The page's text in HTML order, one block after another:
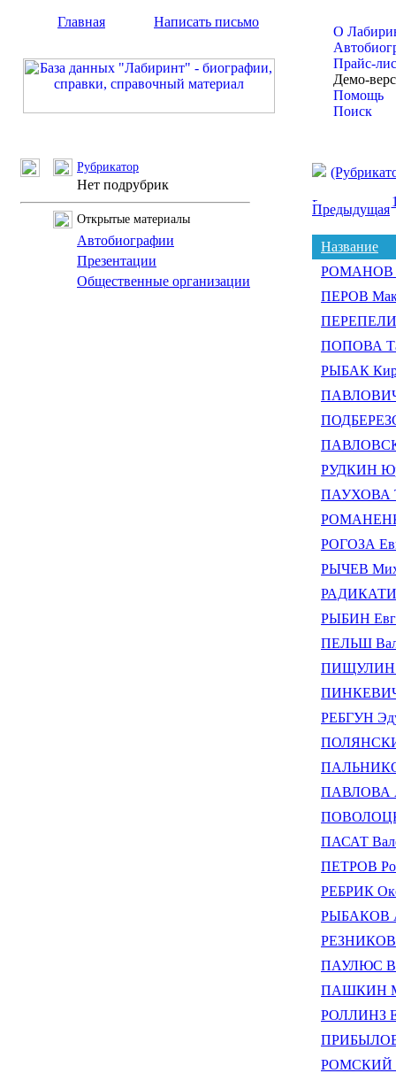
Главная Написать письмо
О
Прайс-
Демо-
Помощь
Поиск
Рубрикатор
Нет подрубрик
Открытые материалы
Автобиографии
Презентации
Общественные организации
Предыдущая
Название
РОМАНОВ
ПЕРОВ
ПОПОВА
РЫБАК
ПАВЛОВИЧ
РУДКИН
ПАУХОВА
РОГОЗА
РЫЧЕВ
РАДИКАТИ
РЫБИН
ПЕЛЬШ
ПИЩУЛИН
ПИНКЕВИЧ
РЕБГУН
ПАВЛОВА
ПАСАТ
ПЕТРОВ
РЕБРИК
РЫБАКОВ
РЕЗНИКОВ
ПАУЛЮС
ПАШКИН
РОЛЛИНЗ
ПРИБЫЛОВ
РОМСКИЙ